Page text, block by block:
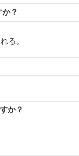
？
る。
か？